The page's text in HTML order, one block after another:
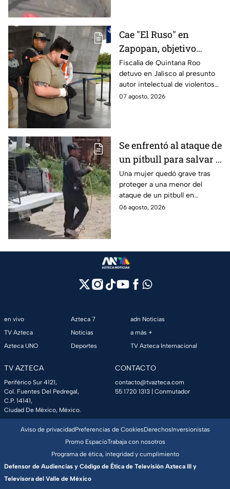
Cae "El Ruso" en
Zapopan, objetivo
prioritario en Playa del
Carmen
Fiscalía de Quintana Roo
detuvo en Jalisco al presunto
autor intelectual de violentos
ataques en fraccionamientos
07 agosto, 2026
Se enfrentó al ataque de
un pitbull para salvar a
una menor; hoy lucha
por su vida en Zapopan
Una mujer quedó grave tras
proteger a una menor del
ataque de un pitbull en
Zapopan; la víctima sufrió
06 agosto, 2026
en vivo
TV Azteca
Azteca UNO
Azteca 7
Noticias
Deportes
adn Noticias
a más +
TV Azteca Internacional
TV AZTECA
Periférico Sur 4121,
Col. Fuentes Del Pedregal,
C.P. 14141,
Ciudad De México, México.
CONTACTO
contacto@tvazteca.com
55 1720 1313 | Conmutador
Aviso de privacidadPreferencias de CookiesDerechosInversionistas
Promo EspacioTrabaja con nosotros
Programa de ética, integridad y cumplimiento
Defensor de Audiencias y Código de Ética de Televisión Azteca III y
Televisora del Valle de México